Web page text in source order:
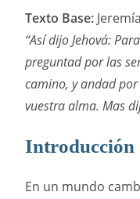
Texto Base:
“Así dijo Jehová:
preguntad por las
camino, y andad
vuestra alma. Mas
Introducción
En un mundo